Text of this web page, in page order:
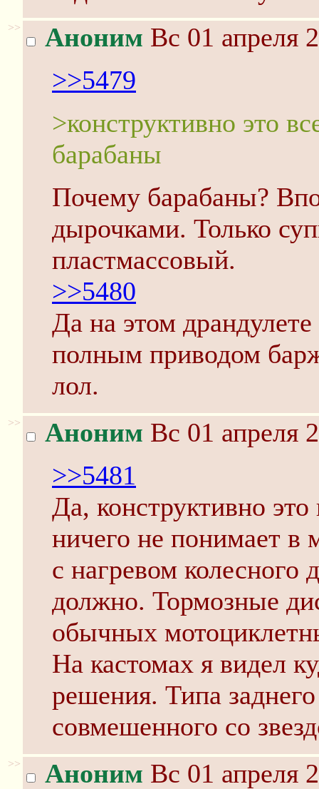
>> Аноним Вс 01 апреля
>>5479
>конструктивно это
барабаны
Почему барабаны?
дырочками. Только
пластмассовый.
>>5480
Да на этом
полным приводом
лол.
>> Аноним Вс 01 апреля
>>5481
Да, конструктивно
ничего не понимает в
с нагревом колесного
должно. Тормозные
обычных
На кастомах я видел
решения. Типа
совмешенного со
>> Аноним Вс 01 апреля